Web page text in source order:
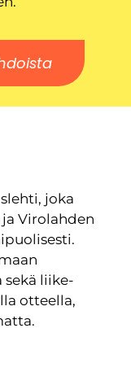
joka
Virolahden
liike-
otteella,